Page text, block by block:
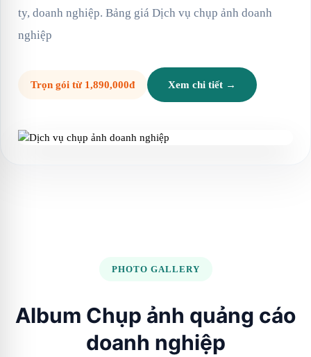
ty, doanh nghiệp. Bảng giá Dịch vụ chụp ảnh doanh
nghiệp
Trọn gói từ 1,890,000đ Xem chi tiết →
PHOTO GALLERY
Album Chụp ảnh quảng cáo
doanh nghiệp